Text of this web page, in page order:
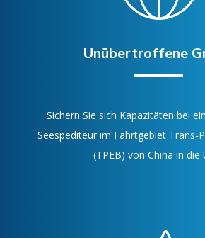
Unübertroffene
Sichern Sie sich Kapazitäten bei
Seespediteur im Fahrtgebiet Trans-
(TPEB) von China in die